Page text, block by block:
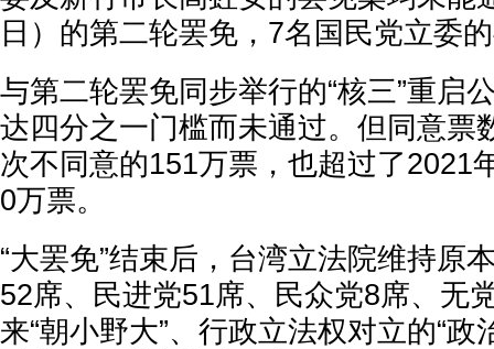
日）的第二轮罢免，7名国民党立委
与第二轮罢免同步举行的“核三”重启
达四分之一门槛而未通过。但同意票
次不同意的151万票，也超过了2021
0万票。
“大罢免”结束后，台湾立法院维持原
52席、民进党51席、民众党8席、无
来“朝小野大”、行政立法权对立的“政